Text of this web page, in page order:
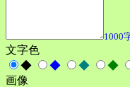
1000
文字色
◆
◆ ◆ ◆
画像